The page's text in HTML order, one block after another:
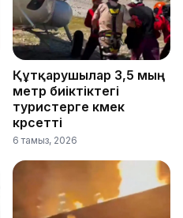
Құтқарушылар 3,5 мың
метр биіктіктегі
туристерге көмек
көрсетті
6 тамыз, 2026